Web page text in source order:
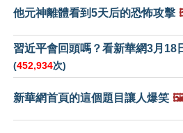
他元神離體看到5天后的恐怖攻擊
習近平會回頭嗎？看新華網3月18
(452,934次)
新華網首頁的這個題目讓人爆笑